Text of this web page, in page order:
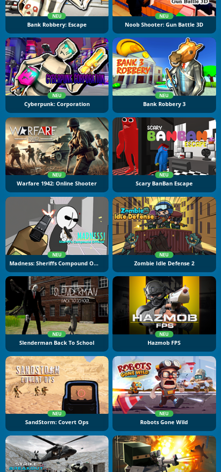
NEU
Bank Robbery: Escape
NEU
Noob Shooter: Gun Battle 3D
NEU
Cyberpunk: Corporation
NEU
Bank Robbery 3
NEU
Warfare 1942: Online Shooter
NEU
Scary BanBan Escape
NEU
Madness: Sheriffs Compound Official
NEU
Zombie Idle Defense 2
NEU
Slenderman Back To School
NEU
Hazmob FPS
NEU
SandStorm: Covert Ops
NEU
Robots Gone Wild